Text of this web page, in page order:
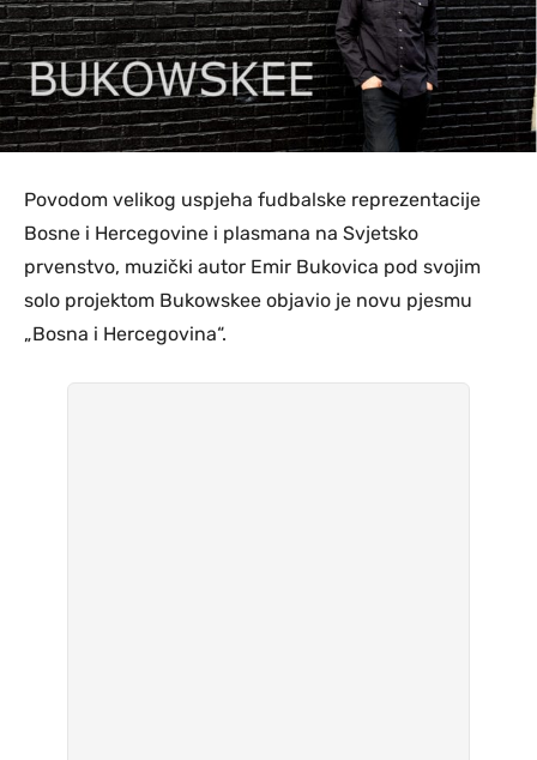
Povodom velikog uspjeha fudbalske reprezentacije
Bosne i Hercegovine i plasmana na Svjetsko
prvenstvo, muzički autor Emir Bukovica pod svojim
solo projektom Bukowskee objavio je novu pjesmu
„Bosna i Hercegovina“.